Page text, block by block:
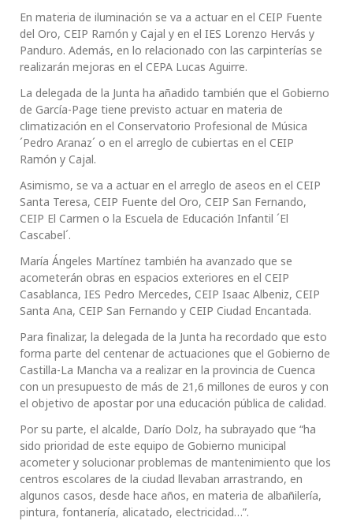
En materia de iluminación se va a actuar en el CEIP Fuente
del Oro, CEIP Ramón y Cajal y en el IES Lorenzo Hervás y
Panduro. Además, en lo relacionado con las carpinterías se
realizarán mejoras en el CEPA Lucas Aguirre.
La delegada de la Junta ha añadido también que el Gobierno
de García-Page tiene previsto actuar en materia de
climatización en el Conservatorio Profesional de Música
´Pedro Aranaz´ o en el arreglo de cubiertas en el CEIP
Ramón y Cajal.
Asimismo, se va a actuar en el arreglo de aseos en el CEIP
Santa Teresa, CEIP Fuente del Oro, CEIP San Fernando,
CEIP El Carmen o la Escuela de Educación Infantil ´El
Cascabel´.
María Ángeles Martínez también ha avanzado que se
acometerán obras en espacios exteriores en el CEIP
Casablanca, IES Pedro Mercedes, CEIP Isaac Albeniz, CEIP
Santa Ana, CEIP San Fernando y CEIP Ciudad Encantada.
Para finalizar, la delegada de la Junta ha recordado que esto
forma parte del centenar de actuaciones que el Gobierno de
Castilla-La Mancha va a realizar en la provincia de Cuenca
con un presupuesto de más de 21,6 millones de euros y con
el objetivo de apostar por una educación pública de calidad.
Por su parte, el alcalde, Darío Dolz, ha subrayado que “ha
sido prioridad de este equipo de Gobierno municipal
acometer y solucionar problemas de mantenimiento que los
centros escolares de la ciudad llevaban arrastrando, en
algunos casos, desde hace años, en materia de albañilería,
pintura, fontanería, alicatado, electricidad…”.